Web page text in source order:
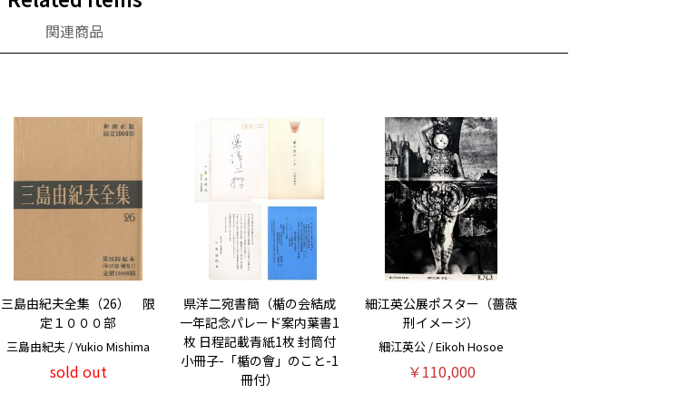
関連商品
三島由紀夫全集（26） 限
定１０００部
三島由紀夫 / Yukio Mishima
sold out
県洋二宛書簡（楯の会結成
一年記念パレード案内葉書1
枚 日程記載青紙1枚 封筒付
小冊子-「楯の會」のこと-1
冊付）
細江英公展ポスター（薔薇
刑イメージ）
細江英公 / Eikoh Hosoe
￥110,000